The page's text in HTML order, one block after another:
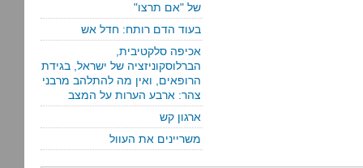
של "אם תרצו"
בעוד הדם רותח: חדל אש
אכיפה סלקטיבית,
הברלוסקוניזציה של ישראל, בגידת
הרופאים, ואין מה להתלהב מרבני
צהר: ארבע הערות על המצב
ארגון קש
משריינים את העוול